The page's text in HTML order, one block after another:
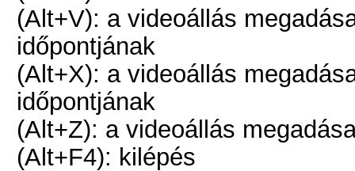
(Alt+V): a videoállás
időpontjának
(Alt+X): a videoállás
időpontjának
(Alt+Z): a videoállás
(Alt+F4): kilépés